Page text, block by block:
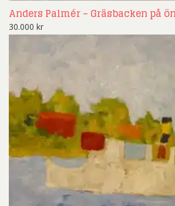
Anders Palmér – Gräsbacken på
30.000 kr